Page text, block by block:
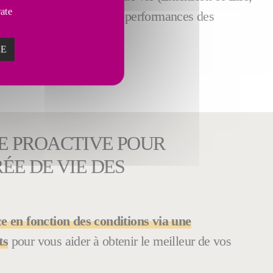
à maximiser les performances des
PROACTIVE POUR
DE VIE DES
en fonction des conditions via une
pour vous aider à obtenir le meilleur de vos